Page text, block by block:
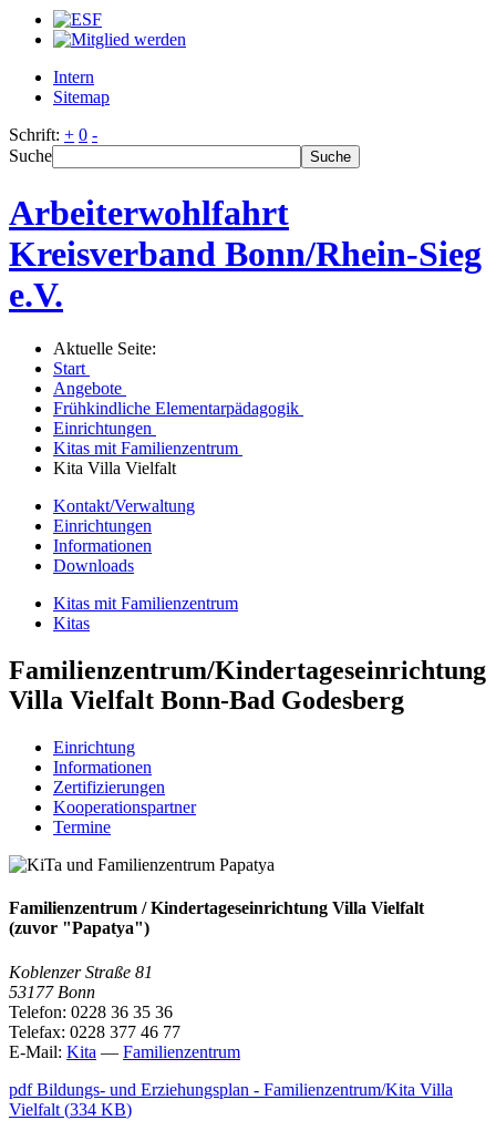
Intern
Sitemap
Schrift: + 0 -
Suche
Suche
Arbeiterwohlfahrt
Kreisverband Bonn/Rhein-Sieg
e.V.
Aktuelle Seite:
Start
Angebote
Frühkindliche Elementarpädagogik
Einrichtungen
Kitas mit Familienzentrum
Kita Villa Vielfalt
Kontakt/Verwaltung
Einrichtungen
Informationen
Downloads
Kitas mit Familienzentrum
Kitas
Familienzentrum/Kindertageseinrichtung
Villa Vielfalt Bonn-Bad Godesberg
Einrichtung
Informationen
Zertifizierungen
Kooperationspartner
Termine
Familienzentrum / Kindertageseinrichtung Villa Vielfalt
(zuvor "Papatya")
Koblenzer Straße 81
53177 Bonn
Telefon: 0228 36 35 36
Telefax: 0228 377 46 77
E-Mail: Kita — Familienzentrum
pdfBildungs- und Erziehungsplan - Familienzentrum/Kita Villa
Vielfalt (334 KB)